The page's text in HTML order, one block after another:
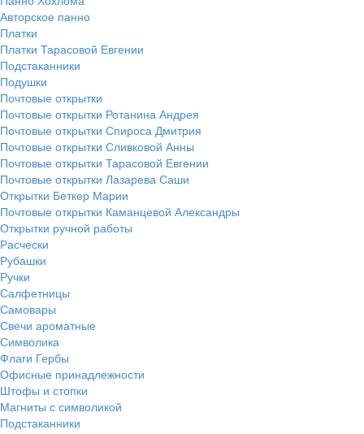
Авторское панно
Платки
Платки Тарасовой Евгении
Подстаканники
Подушки
Почтовые открытки
Почтовые открытки Ротанина Андрея
Почтовые открытки Спироса Дмитрия
Почтовые открытки Сливковой Анны
Почтовые открытки Тарасовой Евгении
Почтовые открытки Лазарева Саши
Открытки Беткер Марии
Почтовые открытки Каманцевой Александры
Открытки ручной работы
Расчески
Рубашки
Ручки
Салфетницы
Самовары
Свечи ароматные
Символика
Флаги Гербы
Офисные принадлежности
Штофы и стопки
Магниты с символикой
Подстаканники